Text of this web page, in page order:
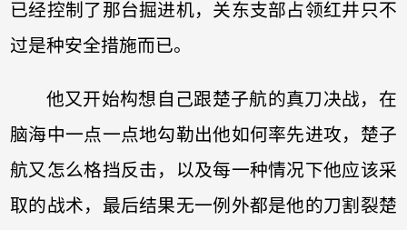
已经控制了那台掘进机，关东支部占领红井只不
过是种安全措施而已。
他又开始构想自己跟楚子航的真刀决战，在
脑海中一点一点地勾勒出他如何率先进攻，楚子
航又怎么格挡反击，以及每一种情况下他应该采
取的战术，最后结果无一例外都是他的刀割裂楚